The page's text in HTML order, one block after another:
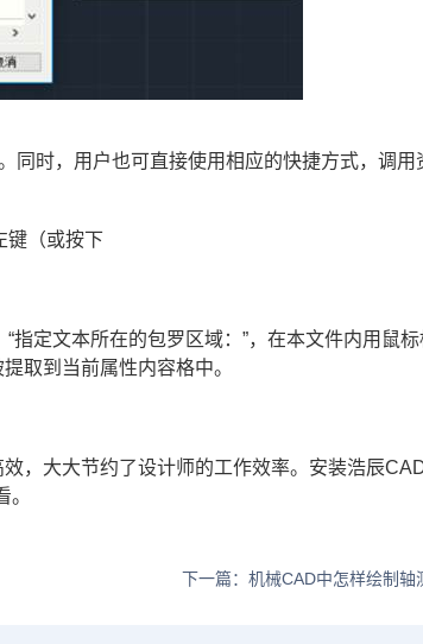
同时，用户也可直接使用相应的快捷方式，调用
键（或按下
指定文本所在的包罗区域：”，在本文件内用鼠标
取到当前属性内容格中。
，大大节约了设计师的工作效率。安装浩辰
。
下一篇：机械CAD中怎样绘制轴